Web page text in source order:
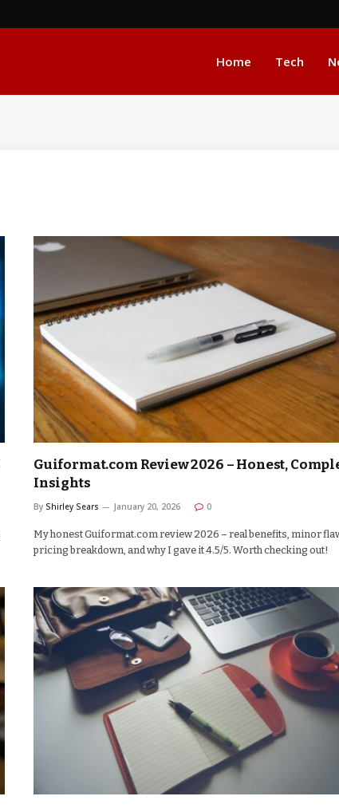
Home Tech
Guiformat.com Review 2026 – Honest,
Insights
By Shirley Sears January 20, 2026 0
My honest Guiformat.com review 2026 – real benefits, minor
pricing breakdown, and why I gave it 4.5/5. Worth checking out!